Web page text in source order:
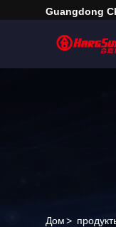
Guangdong
Дом>